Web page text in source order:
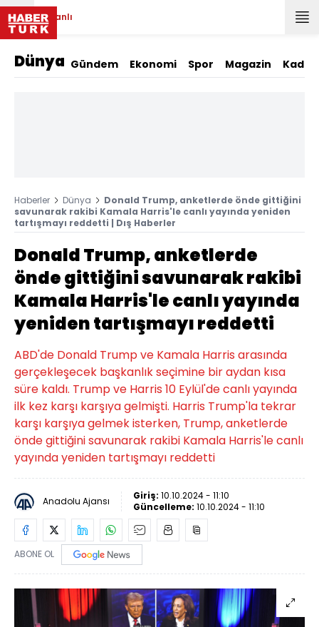
Canlı
Dünya Gündem Ekonomi Spor Magazin Kadın
Haberler Dünya
Donald Trump, anketlerde önde gittiğini
savunarak rakibi Kamala Harris'le canlı yayında yeniden
tartışmayı reddetti | Dış Haberler
Donald Trump, anketlerde
önde gittiğini savunarak rakibi
Kamala Harris'le canlı yayında
yeniden tartışmayı reddetti
ABD'de Donald Trump ve Kamala Harris arasında
gerçekleşecek başkanlık seçimine bir aydan kısa
süre kaldı. Trump ve Harris 10 Eylül'de canlı yayında
ilk kez karşı karşıya gelmişti. Harris Trump'la tekrar
karşı karşıya gelmek isterken, Trump, anketlerde
önde gittiğini savunarak rakibi Kamala Harris'le canlı
yayında yeniden tartışmayı reddetti
Anadolu Ajansı Giriş: 10.10.2024 - 11:10
Güncelleme: 10.10.2024 - 11:10
ABONE OL